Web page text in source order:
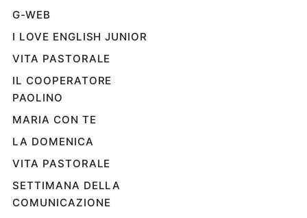
Libri
Musica
Arte
Famiglia
ed
e
figli
Nonni
Coppia
G-WEB
I LOVE ENGLISH JUNIOR
VITA PASTORALE
IL COOPERATORE
PAOLINO
MARIA CON TE
LA DOMENICA
VITA PASTORALE
SETTIMANA DELLA
COMUNICAZIONE